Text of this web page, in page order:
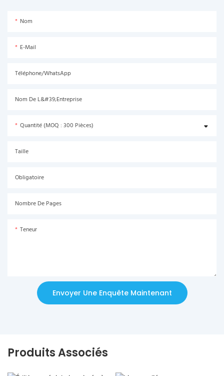
Nom
E-Mail
Téléphone/WhatsApp
Nom De L&#39;entreprise
Quantité (MOQ : 300 Pièces)
Taille
Obligatoire
Nombre De Pages
Teneur
Envoyer Une Enquête Maintenant
Produits Associés